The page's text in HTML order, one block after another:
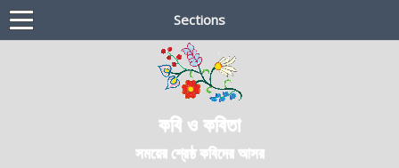
Sections
কবি ও কবিতা
সময়ের শ্রেষ্ঠ কবিদের আসর